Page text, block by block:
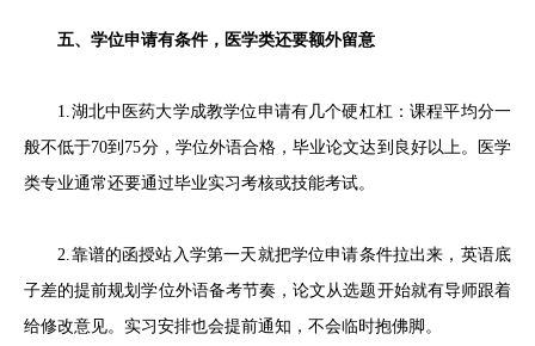
五、学位申请有条件，医学类还要额外留意
1.湖北中医药大学成教学位申请有几个硬杠杠：课程平均分一
般不低于70到75分，学位外语合格，毕业论文达到良好以上。医学
类专业通常还要通过毕业实习考核或技能考试。
2.靠谱的函授站入学第一天就把学位申请条件拉出来，英语底
子差的提前规划学位外语备考节奏，论文从选题开始就有导师跟着
给修改意见。实习安排也会提前通知，不会临时抱佛脚。